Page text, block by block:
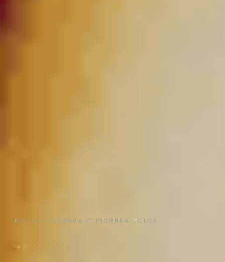
INICIO — PIORREA — PIORREA FOTOS
PERIODONCIA